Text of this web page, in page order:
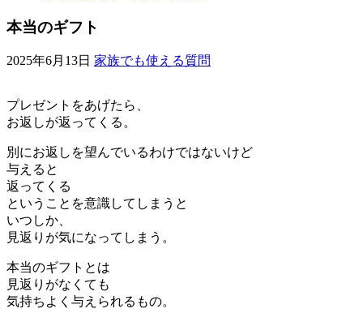
本当のギフト
2025年6月13日 家族でも使える質問
プレゼントをあげたら、
お返しが返ってくる。
別にお返しを望んでいるわけではないけど
与えると
返ってくる
ということを意識してしまうと
いつしか、
見返りが気になってしまう。
本当のギフトとは
見返りがなくても
気持ちよく与えられるもの。